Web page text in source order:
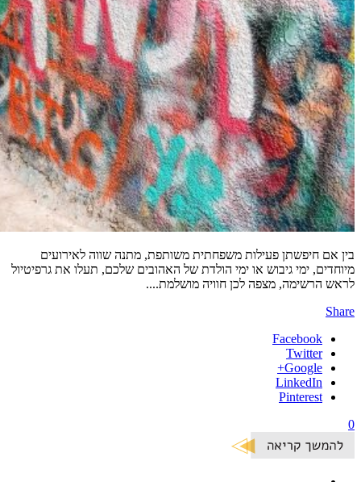
בין אם חיפשתן פעילות משפחתית משותפת, מתנה שווה לאירועים
מיוחדים, ימי גיבוש או ימי הולדת של האהובים שלכם, תעלו את גרפיטיול
לראש הרשימה, מצפה לכן חוויה מושלמת....
Share
Facebook
Twitter
Google+
LinkedIn
Pinterest
0